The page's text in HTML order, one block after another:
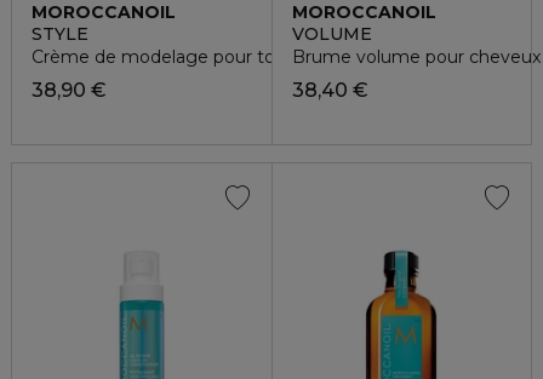
MOROCCANOIL
STYLE
Crème de modelage pour tous les types de cheveux
38,90 €
MOROCCANOIL
VOLUME
Brume volume pour
38,40 €